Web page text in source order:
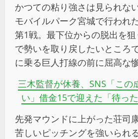
かつての粘り強さは見られな
モバイルパーク宮城で行われ
第1戦。最下位からの脱出を
で勢いを取り戻したいところ
に乗る巨人打線の前に屈高な
三木監督が休養、SNS「この
い」借金15で迎えた「待っ
先発マウンドに上がった荘司
苦しいピッチングを強いられ